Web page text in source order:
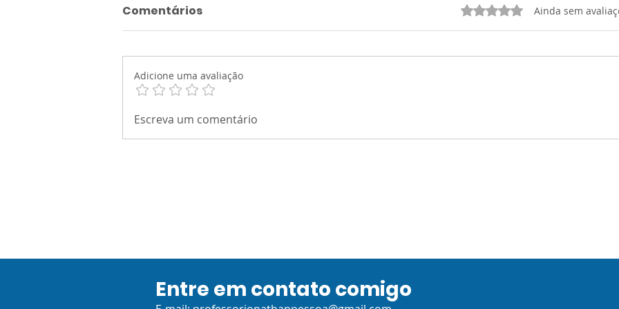
RAZÃO E SOCIEDADE -
Atividade Integrada 2 -
Desenvolvimento (Razão
(O
Comentários Avaliado com 0 de 5 estrelas.
Ainda sem
Adicione uma avaliação
Escreva um comentário
Entre em contato comigo